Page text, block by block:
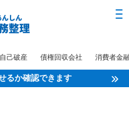
自己破産 債権回収会社 消費者金
るか確認できます